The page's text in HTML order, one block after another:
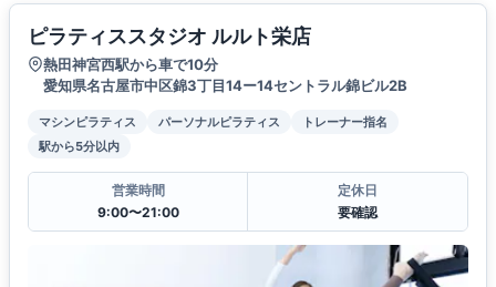
ピラティススタジオ ルルト栄店
熱田神宮西駅から車で10分
愛知県名古屋市中区錦3丁目14ー14セントラル錦ビル2B
マシンピラティス パーソナルピラティス
トレーナー指名
駅から5分以内
営業時間
9:00〜21:00
定休日
要確認